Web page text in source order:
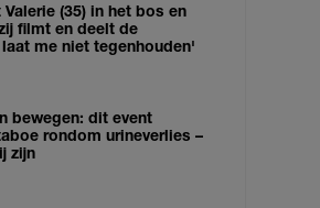
(35) in het bos en
filmt en deelt de
me niet tegenhouden'
bewegen: dit event
rondom urineverlies –
zijn